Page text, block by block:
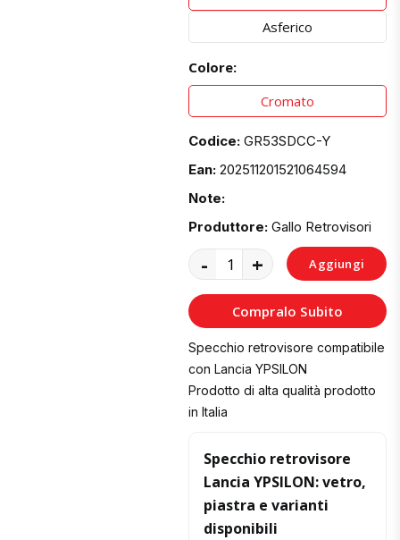
Asferico
Colore:
Cromato
Codice: GR53SDCC-Y
Ean: 202511201521064594
Note:
Produttore: Gallo Retrovisori
- + Aggiungi
al
Carrello
Compralo Subito
Specchio retrovisore compatibile
con Lancia YPSILON
Prodotto di alta qualità prodotto
in Italia
Specchio retrovisore
Lancia YPSILON: vetro,
piastra e varianti
disponibili